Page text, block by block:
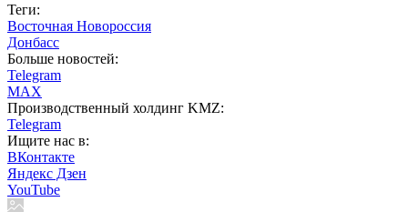
Теги:
Восточная Новороссия
Донбасс
Больше новостей:
Telegram
MAX
Производственный холдинг KMZ:
Telegram
Ищите нас в:
ВКонтакте
Яндекс Дзен
YouTube